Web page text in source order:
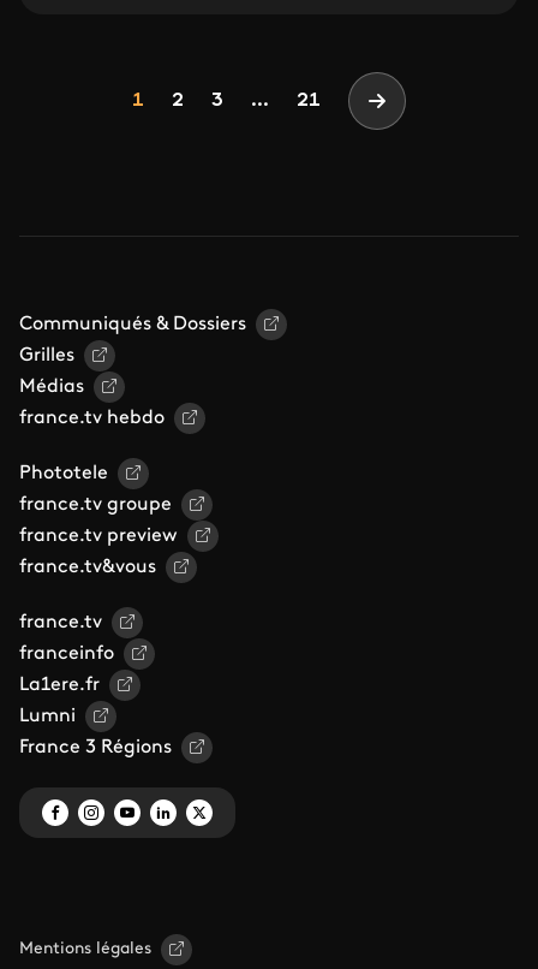
Page
1 Page
2 Page
3 ... 21 Page suivante
Communiqués & Dossiers
Grilles
Médias
france.tv hebdo
Phototele
france.tv groupe
france.tv preview
france.tv&vous
france.tv
franceinfo
La1ere.fr
Lumni
France 3 Régions
Mentions légales